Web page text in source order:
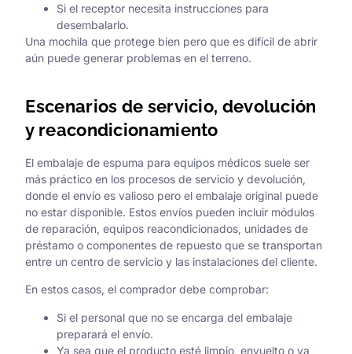
Si el receptor necesita instrucciones para
desembalarlo.
Una mochila que protege bien pero que es difícil de abrir
aún puede generar problemas en el terreno.
Escenarios de servicio, devolución
y reacondicionamiento
El embalaje de espuma para equipos médicos suele ser
más práctico en los procesos de servicio y devolución,
donde el envío es valioso pero el embalaje original puede
no estar disponible. Estos envíos pueden incluir módulos
de reparación, equipos reacondicionados, unidades de
préstamo o componentes de repuesto que se transportan
entre un centro de servicio y las instalaciones del cliente.
En estos casos, el comprador debe comprobar:
Si el personal que no se encarga del embalaje
preparará el envío.
Ya sea que el producto esté limpio, envuelto o ya